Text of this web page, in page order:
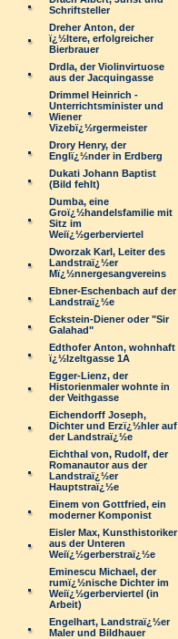
Schriftsteller
Dreher Anton, der
ï¿½ltere, erfolgreicher
Bierbrauer
Drdla, der Violinvirtuose
aus der Jacquingasse
Drimmel Heinrich -
Unterrichtsminister und
Wiener
Vizebï¿½rgermeister
Drory Henry, der
Englï¿½nder in Erdberg
Dukati Johann Baptist
(Bild fehlt)
Dumba, eine
Groï¿½handelsfamilie mit
Sitz im
Weiï¿½gerberviertel
Dworzak Karl, Leiter des
Landstraï¿½er
Mï¿½nnergesangvereins
Ebner-Eschenbach auf der
Landstraï¿½e
Eckstein-Diener oder "Sir
Galahad"
Edthofer Anton, wohnhaft
ï¿½lzeltgasse 1A
Egger-Lienz, der
Historienmaler wohnte in
der Veithgasse
Eichendorff Joseph,
Dichter und Erzï¿½hler auf
der Landstraï¿½e
Eichthal von, Rudolf, der
Romanautor aus der
Landstraï¿½er
Hauptstraï¿½e
Einem von Gottfried, ein
moderner Komponist
Eisler Max, Kunsthistoriker
aus der Unteren
Weiï¿½gerberstraï¿½e
Eminescu Michael, der
rumï¿½nische Dichter im
Weiï¿½gerberviertel (in
Arbeit)
Engelhart, Landstraï¿½er
Maler und Bildhauer